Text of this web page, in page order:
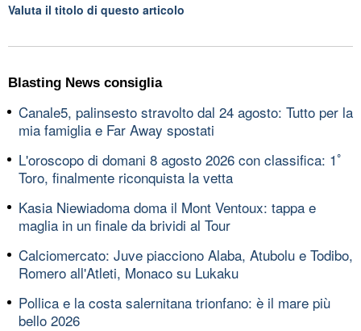
Valuta il titolo di questo articolo
Blasting News consiglia
Canale5, palinsesto stravolto dal 24 agosto: Tutto per la
mia famiglia e Far Away spostati
L'oroscopo di domani 8 agosto 2026 con classifica: 1ﾟ
Toro, finalmente riconquista la vetta
Kasia Niewiadoma doma il Mont Ventoux: tappa e
maglia in un finale da brividi al Tour
Calciomercato: Juve piacciono Alaba, Atubolu e Todibo,
Romero all'Atleti, Monaco su Lukaku
Pollica e la costa salernitana trionfano: è il mare più
bello 2026